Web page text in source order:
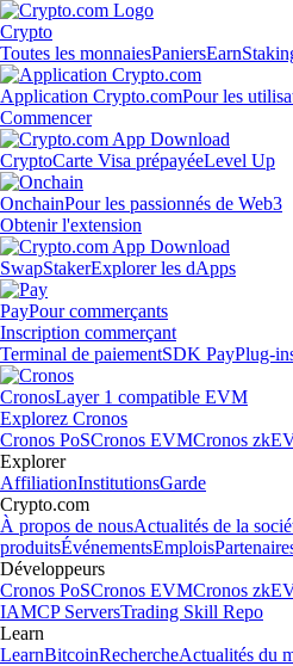
Crypto
Toutes les monnaiesPaniersEarn
Application Crypto.comPour les
Commencer
CryptoCarte Visa prépayéeLevel Up
OnchainPour les passionnés de Web3
Obtenir l'extension
SwapStakerExplorer les dApps
PayPour commerçants
Inscription commerçant
Terminal de paiementSDK PayPlug-
CronosLayer 1 compatible EVM
Explorez Cronos
Cronos PoSCronos EVMCronos
Explorer
AffiliationInstitutionsGarde
Crypto.com
À propos de nousActualités de la
produitsÉvénementsEmplois
Développeurs
Cronos PoSCronos EVMCronos
IAMCP ServersTrading Skill Repo
Learn
LearnBitcoinRechercheActualités du